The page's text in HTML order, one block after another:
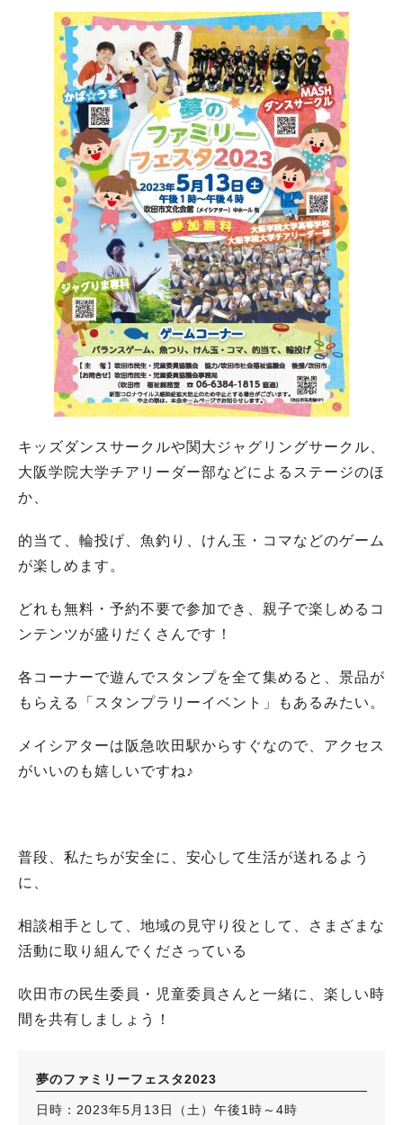
キッズダンスサークルや関大ジャグリングサークル、
大阪学院大学チアリーダー部などによるステージのほ
か、
的当て、輪投げ、魚釣り、けん玉・コマなどのゲーム
が楽しめます。
どれも無料・予約不要で参加でき、親子で楽しめるコ
ンテンツが盛りだくさんです！
各コーナーで遊んでスタンプを全て集めると、景品が
もらえる「スタンプラリーイベント」もあるみたい。
メイシアターは阪急吹田駅からすぐなので、アクセス
がいいのも嬉しいですね♪
普段、私たちが安全に、安心して生活が送れるよう
に、
相談相手として、地域の見守り役として、さまざまな
活動に取り組んでくださっている
吹田市の民生委員・児童委員さんと一緒に、楽しい時
間を共有しましょう！
夢のファミリーフェスタ2023
日時：2023年5月13日（土）午後1時～4時